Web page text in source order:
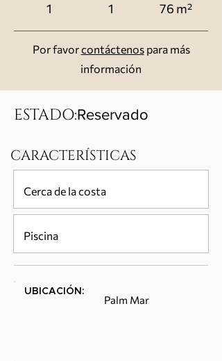
1 1 76 m²
Por favorcontáctenospara más
información
ESTADO:Reservado
CARACTERÍSTICAS
Cerca de la costa
Piscina
UBICACIÓN:
Palm Mar